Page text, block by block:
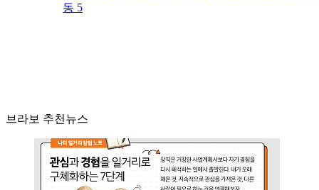
동 5
브라보 추천뉴스